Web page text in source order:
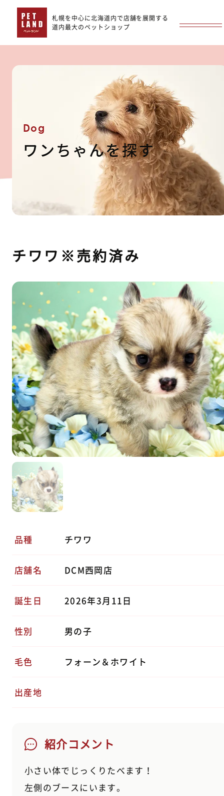
札幌を中心に北海道内で店舗を展開する
道内最大のペットショップ
Dog
ワンちゃんを探す
チワワ※売約済み
品種 チワワ
店舗名 DCM西岡店
誕生日 2026年3月11日
性別 男の子
毛色 フォーン＆ホワイト
出産地
紹介コメント
小さい体でじっくりたべます！
左側のブースにいます。